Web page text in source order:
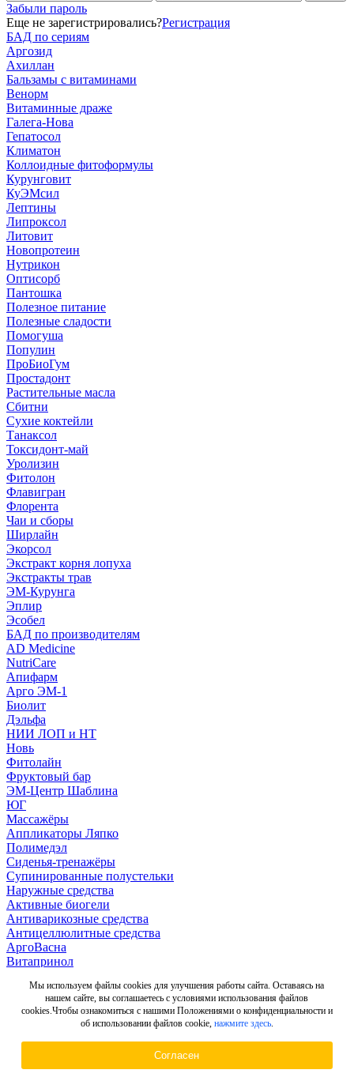
Забыли пароль
Еще не зарегистрировались?Регистрация
БАД по сериям
Аргозид
Ахиллан
Бальзамы с витаминами
Венорм
Витаминные драже
Галега-Нова
Гепатосол
Климатон
Коллоидные фитоформулы
Курунговит
КуЭМсил
Лептины
Липроксол
Литовит
Новопротеин
Нутрикон
Оптисорб
Пантошка
Полезное питание
Полезные сладости
Помогуша
Популин
ПроБиоГум
Простадонт
Растительные масла
Сбитни
Сухие коктейли
Танаксол
Токсидонт-май
Уролизин
Фитолон
Флавигран
Флорента
Чаи и сборы
Ширлайн
Экорсол
Экстракт корня лопуха
Экстракты трав
ЭМ-Курунга
Эплир
Эсобел
БАД по производителям
AD Medicine
NutriCare
Апифарм
Арго ЭМ-1
Биолит
Дэльфа
НИИ ЛОП и НТ
Новь
Фитолайн
Фруктовый бар
ЭМ-Центр Шаблина
ЮГ
Массажёры
Аппликаторы Ляпко
Полимедэл
Сиденья-тренажёры
Супинированные полустельки
Наружные средства
Активные биогели
Антиварикозные средства
Антицеллюлитные средства
АргоВасна
Витапринол
Ингаляторы и бальзамы
Мамавит
Массажные средства
От доброкачественных новообразований
Мы используем файлы cookies для улучшения работы сайта. Оставаясь на
нашем сайте, вы соглашаетесь с условиями использования файлов
cookies.Чтобы ознакомиться с нашими Положениями о конфиденциальности и
об использовании файлов cookie, нажмите здесь.
Согласен